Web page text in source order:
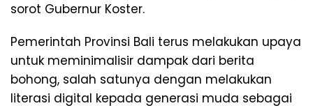
sorot Gubernur Koster.
Pemerintah Provinsi Bali terus melakukan upaya
untuk meminimalisir dampak dari berita
bohong, salah satunya dengan melakukan
literasi digital kepada generasi muda sebagai